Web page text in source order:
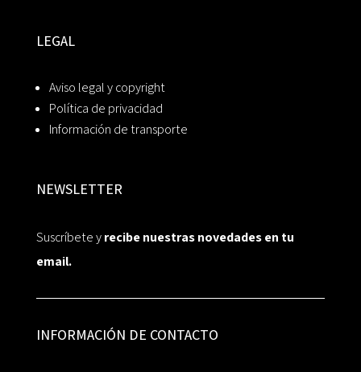
LEGAL
Aviso legal y copyright
Política de privacidad
Información de transporte
NEWSLETTER
Suscríbete yrecibe nuestras novedades en tu
email.
INFORMACIÓN DE CONTACTO